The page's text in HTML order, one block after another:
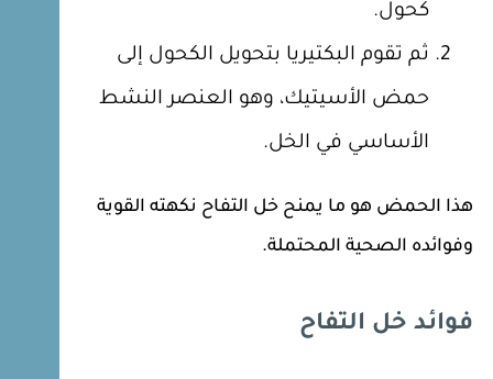
كحول.
ثم تقوم البكتيريا بتحويل الكحول إلى
حمض الأسيتيك، وهو العنصر النشط
الأساسي في الخل.
هذا الحمض هو ما يمنح خل التفاح نكهته القوية
وفوائده الصحية المحتملة.
فوائد خل التفاح